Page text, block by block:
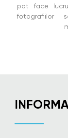
pot face
fotografiilor